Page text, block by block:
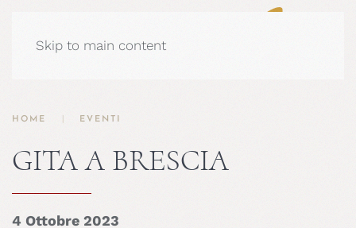
Skip to main content
HOME EVENTI
GITA A BRESCIA
4 Ottobre 2023